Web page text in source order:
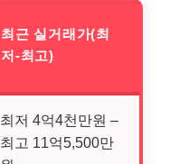
최근 실거래가(최
저-최고)
최저 4억4천만원 –
최고 11억5,500만